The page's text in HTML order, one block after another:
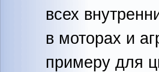
всех
в моторах и
примеру для